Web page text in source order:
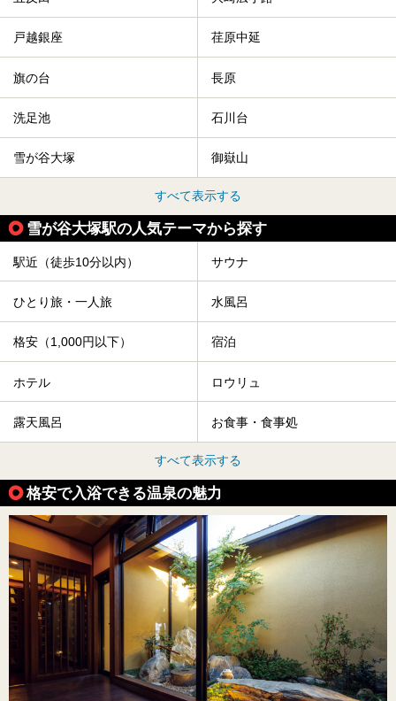
戸越銀座 荏原中延
旗の台 長原
洗足池 石川台
雪が谷大塚 御嶽山
すべて表示する
雪が谷大塚駅の人気テーマから探す
駅近（徒歩10分以内） サウナ
ひとり旅・一人旅 水風呂
格安（1,000円以下） 宿泊
ホテル ロウリュ
露天風呂 お食事・食事処
すべて表示する
格安で入浴できる温泉の魅力